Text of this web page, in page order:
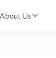
About Us